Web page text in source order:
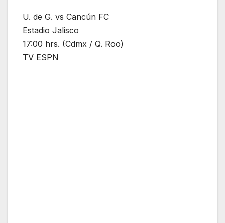
U. de G. vs Cancún FC
Estadio Jalisco
17:00 hrs. (Cdmx / Q. Roo)
TV ESPN